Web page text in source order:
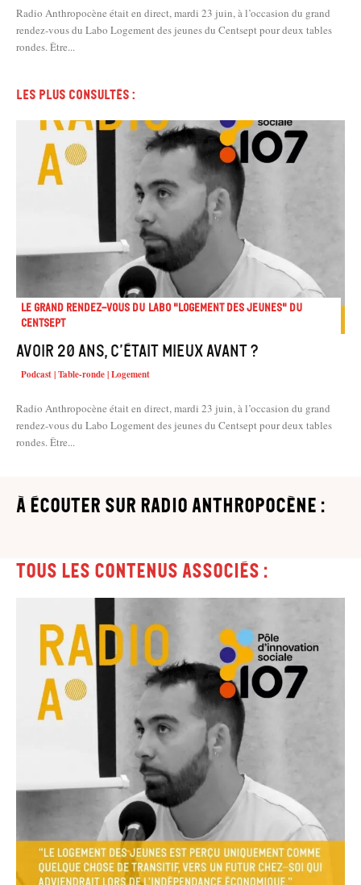
Radio Anthropocène était en direct, mardi 23 juin, à l’occasion du grand
rendez-vous du Labo Logement des jeunes du Centsept pour deux tables
rondes. Être...
Les plus consultés :
Le Grand Rendez-vous du Labo "Logement des jeunes" du
Centsept
Avoir 20 ans, c’était mieux avant ?
Podcast | Table-ronde | Logement
Radio Anthropocène était en direct, mardi 23 juin, à l’occasion du grand
rendez-vous du Labo Logement des jeunes du Centsept pour deux tables
rondes. Être...
à écouter sur Radio Anthropocène :
Tous les contenus associés :